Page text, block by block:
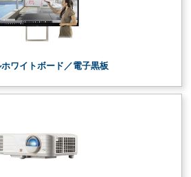
ワイトボード／電子黒板